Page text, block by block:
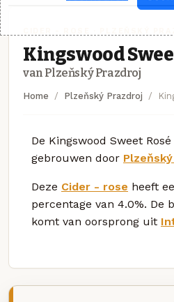
Kingswood
van Plzeňský Prazdroj
Home Plzeňský Prazdroj
De Kingswood Sweet
gebrouwen door
Deze Cider - rose heeft
percentage van 4.0%. De
komt van oorsprong uit